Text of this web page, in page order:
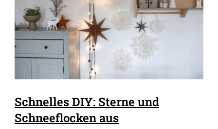
Schnelles DIY: Sterne und
Schneeflocken aus